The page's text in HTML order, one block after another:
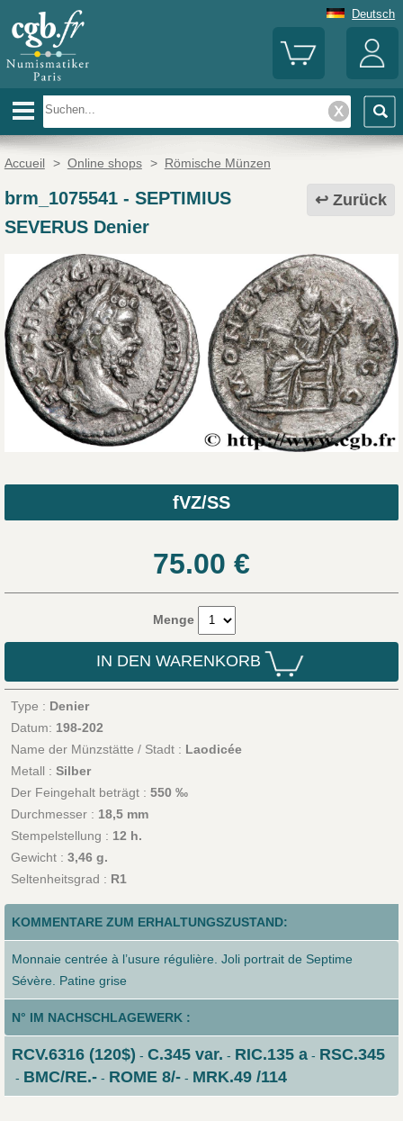
Deutsch
Accueil > Online shops > Römische Münzen
Zurück
brm_1075541- SEPTIMIUS
SEVERUS Denier
fVZ/SS
75.00 €
Menge
IN DEN WARENKORB
Type : Denier
Datum: 198-202
Name der Münzstätte / Stadt : Laodicée
Metall : Silber
Der Feingehalt beträgt : 550 ‰
Durchmesser : 18,5 mm
Stempelstellung : 12 h.
Gewicht : 3,46 g.
Seltenheitsgrad : R1
KOMMENTARE ZUM ERHALTUNGSZUSTAND:
Monnaie centrée à l’usure régulière. Joli portrait de Septime
Sévère. Patine grise
N° IM NACHSCHLAGEWERK :
RCV.6316 (120$) - C.345 var. - RIC.135 a- RSC.345
- BMC/RE.-- ROME 8/-- MRK.49 /114